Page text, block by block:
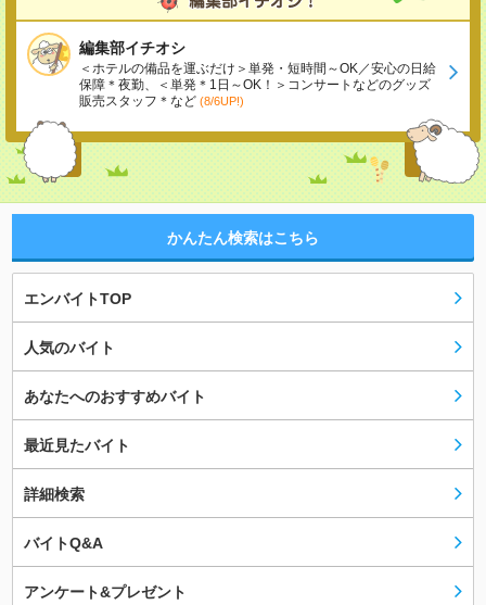
編集部イチオシ
＜ホテルの備品を運ぶだけ＞単発・短時間～OK／安心の日給
保障＊夜勤、＜単発＊1日～OK！＞コンサートなどのグッズ
販売スタッフ＊など (8/6UP!)
かんたん検索はこちら
エンバイトTOP
人気のバイト
あなたへのおすすめバイト
最近見たバイト
詳細検索
バイトQ&A
アンケート&プレゼント